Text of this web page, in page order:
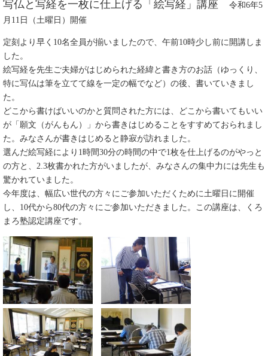
写仏と写経を一枚に仕上げる「絵写経」講座
令和6年5
月11日（土曜日）
開催​
定刻より早く10名全員が揃いましたので、 午前10時少し前​に 開講しま
した。
絵写経を先生ご夫婦がはじめられた経緯と書き方のお話（ゆっくり、
特に写仏は筆を立てて線を一定の幅でなど）の後、書いていきまし
た。
どこから書けばいいのかと質問された方には、どこから書いてもいい
が「願文（がんもん）」から書きはじめることをすすめておられまし
た。みなさんが書きはじめると静寂が訪れました。
選んだ絵写経により1時間30分の時間の中で1枚を仕上げるのがやっと
の方と、2.3枚書かれた方がいましたが、みなさんの集中力には先生も
驚かれていました。
今年度は、幅広い世代の方々にご参加いただくために土曜日に開催
し、10代から80代の方々にご参加いただきました。この講座は、くろ
まろ塾認定講座です。